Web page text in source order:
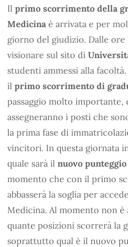
Il primo scorrimento della
Medicina è arrivata e per
giorno del giudizio. Dalle ore
visionare sul sito di
studenti ammessi alla
il primo scorrimento di
passaggio molto importante,
assegneranno i posti che
la prima fase di
vincitori. In questa giornata
quale sarà il nuovo
momento che con il primo
abbasserà la soglia per
Medicina. Al momento non
quante posizioni scorrerà la
soprattutto qual è il nuovo